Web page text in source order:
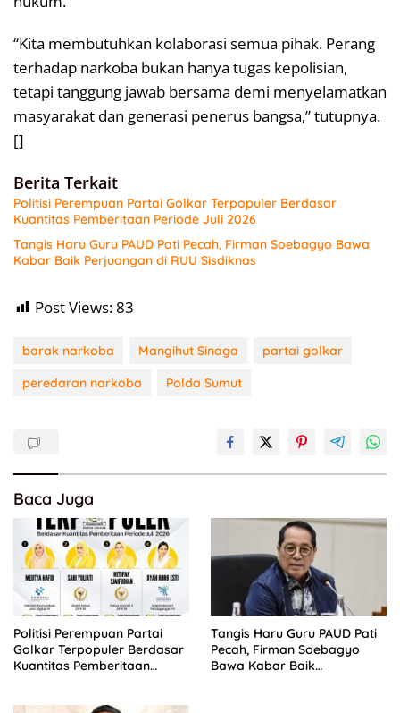
“Kita membutuhkan kolaborasi semua pihak. Perang
terhadap narkoba bukan hanya tugas kepolisian,
tetapi tanggung jawab bersama demi menyelamatkan
masyarakat dan generasi penerus bangsa,” tutupnya.
[]
Berita Terkait
Politisi Perempuan Partai Golkar Terpopuler Berdasar
Kuantitas Pemberitaan Periode Juli 2026
Tangis Haru Guru PAUD Pati Pecah, Firman Soebagyo Bawa
Kabar Baik Perjuangan di RUU Sisdiknas
Post Views:83
barak narkoba Mangihut Sinaga
partai golkar
peredaran narkoba
Polda Sumut
Baca Juga
Politisi Perempuan Partai
Golkar Terpopuler Berdasar
Kuantitas Pemberitaan
Tangis Haru Guru PAUD Pati
Pecah, Firman Soebagyo
Bawa Kabar Baik